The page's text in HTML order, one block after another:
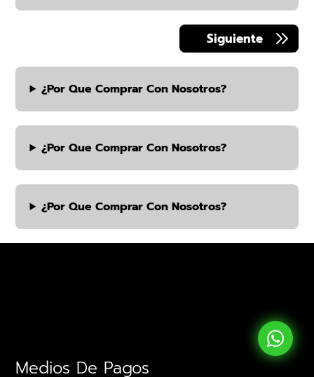
¿por Que Comprar Con Nosotros?
¿por Que Comprar Con Nosotros?
¿por Que Comprar Con Nosotros?
Medios De Pagos